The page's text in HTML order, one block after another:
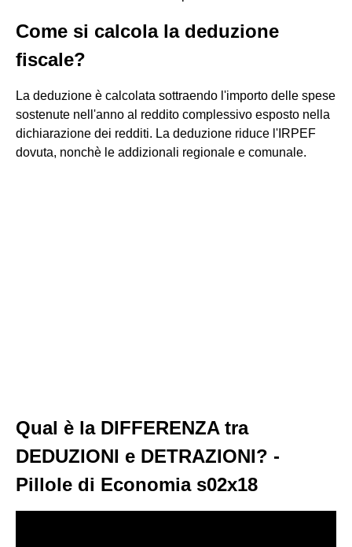
Come si calcola la deduzione
fiscale?
La deduzione è calcolata sottraendo l'importo delle spese
sostenute nell'anno al reddito complessivo esposto nella
dichiarazione dei redditi. La deduzione riduce l'IRPEF
dovuta, nonchè le addizionali regionale e comunale.
Qual è la DIFFERENZA tra
DEDUZIONI e DETRAZIONI? -
Pillole di Economia s02x18